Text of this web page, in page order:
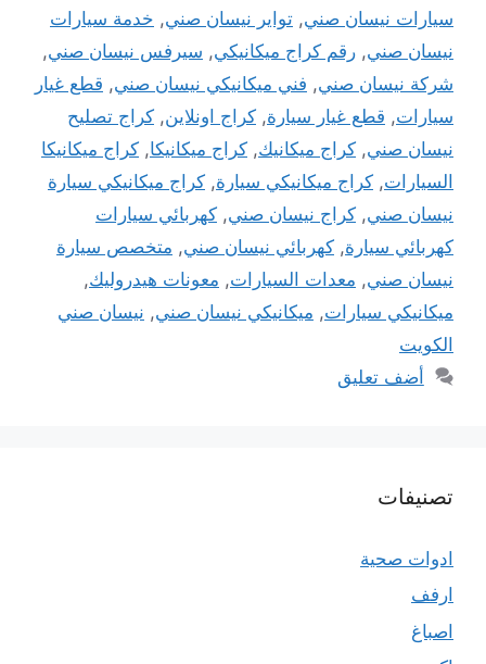
سيارات نيسان صني, تواير نيسان صني, خدمة سيارات
نيسان صني, رقم كراج ميكانيكي, سيرفس نيسان صني,
شركة نيسان صني, فني ميكانيكي نيسان صني, قطع غيار
سيارات, قطع غيار سيارة, كراج اونلاين, كراج تصليح
نيسان صني, كراج ميكانيك, كراج ميكانيكا, كراج ميكانيكا
السيارات, كراج ميكانيكي سيارة, كراج ميكانيكي سيارة
نيسان صني, كراج نيسان صني, كهربائي سيارات
كهربائي سيارة, كهربائي نيسان صني, متخصص سيارة
نيسان صني, معدات السيارات, معونات هيدروليك,
ميكانيكي سيارات, ميكانيكي نيسان صني, نيسان صني
الكويت
أضف تعليق
تصنيفات
ادوات صحية
ارفف
اصباغ